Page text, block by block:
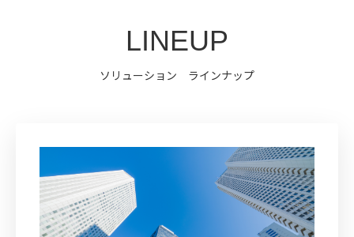
LINEUP
ソリューション ラインナップ